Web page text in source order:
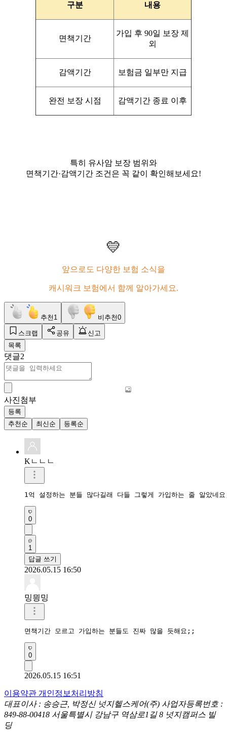
구분 내용
면책기간
가입 후 90일 보장 제
외
감액기간 보험금 일부만 지급
완전 보장 시점 감액기간 종료 이후
특히 유사암 보장 범위와
면책기간·감액기간 조건은 꼭 같이 확인해보세요!
💛
앞으로도 다양한 보험 소식을
캐시워크 보험에서 함께 알아가세요.
추천 1 비추천0
스크랩 공유
신고
목록
댓글2
사진첨부
등록
추천순
최신순 등록순
Kㄴㄴㄴ
0
1
답글 쓰기
2026.05.15 16:50
밍믱밍
면책기간 모르고 가입하는 분들도 진짜 많을 듯해요;;
0
2026.05.15 16:51
이용약관 개인정보처리방침
대표이사 : 송승근, 박정신 넛지헬스케어(주) 사업자등록번호 :
849-88-00418 서울특별시 강남구 역삼로1길 8 넛지캠퍼스 빌
딩